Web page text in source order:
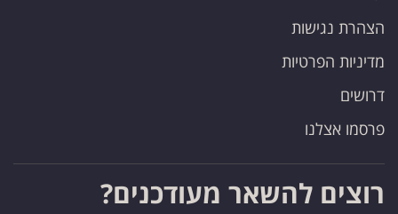
הצהרת נגישות
מדיניות הפרטיות
דרושים
פרסמו אצלנו
רוצים להשאר מעודכנים?